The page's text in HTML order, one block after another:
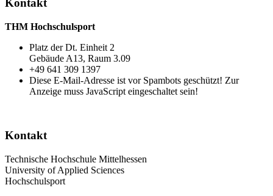
Kontakt
THM Hochschulsport
Platz der Dt. Einheit 2
Gebäude A13, Raum 3.09
+49 641 309 1397
Diese E-Mail-Adresse ist vor Spambots geschützt! Zur
Anzeige muss JavaScript eingeschaltet sein!
Kontakt
Technische Hochschule Mittelhessen
University of Applied Sciences
Hochschulsport